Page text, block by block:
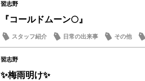
習志野
『コールドムーン🌕』
スタッフ紹介 日常の出来事 その他
習志野
✨梅雨明け✨